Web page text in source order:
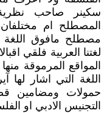
سكينر صاحب
المصطلح ام
مصطلح مافوق
لغتنا العربية فلقي
المواقع المرموقة
اللغة التي اشار
حمولات ومضامين
التجنيس الادبي او